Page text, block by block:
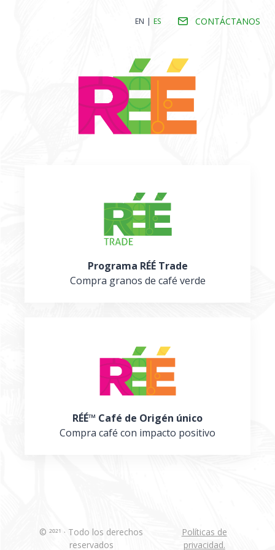
EN | ES CONTÁCTANOS
Programa RÉÉ Trade
Compra granos de café verde
RÉÉ™ Café de Origén único
Compra café con impacto positivo
© 2021 · Todo los derechos
reservados
Políticas de
privacidad.